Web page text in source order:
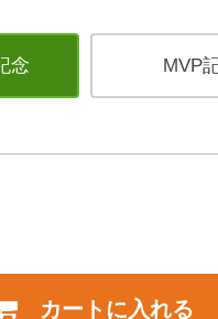
念 MVP
カートに入れる